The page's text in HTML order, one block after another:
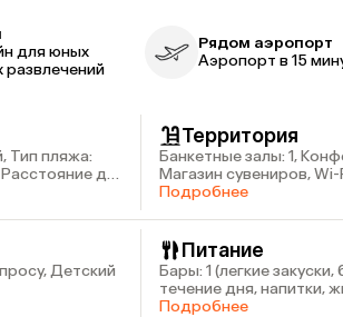
для юных
Рядом аэропорт
Аэропорт в 15
Тип пляжа:
до
Территория
Банкетные залы: 1,
Магазин сувениров, Wi-
общественных местах,
Подробнее
Детский
Питание
Бары: 1 (легкие
течение дня, напитки,
вечерам), Рестораны: 3
Подробнее